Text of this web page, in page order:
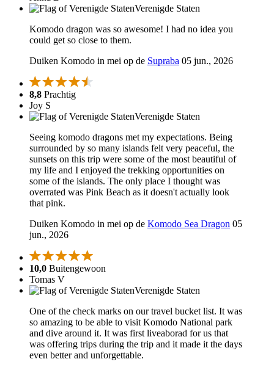
Verenigde Staten
Komodo dragon was so awesome! I had no idea you
could get so close to them.
Duiken Komodo in mei op de Supraba 05 jun., 2026
8,8 Prachtig
Joy S
Verenigde Staten
Seeing komodo dragons met my expectations. Being
surrounded by so many islands felt very peaceful, the
sunsets on this trip were some of the most beautiful of
my life and I enjoyed the trekking opportunities on
some of the islands. The only place I thought was
overrated was Pink Beach as it doesn't actually look
that pink.
Duiken Komodo in mei op de Komodo Sea Dragon 05
jun., 2026
10,0 Buitengewoon
Tomas V
Verenigde Staten
One of the check marks on our travel bucket list. It was
so amazing to be able to visit Komodo National park
and dive around it. It was first liveaborad for us that
was offering trips during the trip and it made it the days
even better and unforgettable.